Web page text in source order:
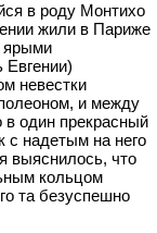
в роду Монтихо
жили в Париже
ярыми
невестки
и между
в один прекрасный
с надетым на него
выяснилось, что
кольцом
та безуспешно